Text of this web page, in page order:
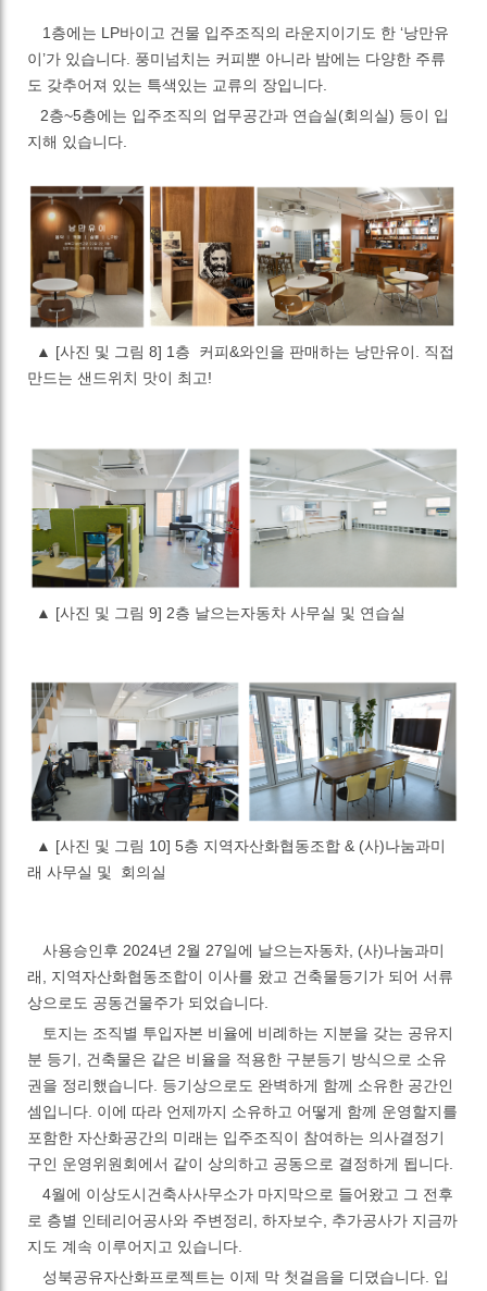
1층에는 LP바이고 건물 입주조직의 라운지이기도 한 ‘낭만유
이’가 있습니다. 풍미넘치는 커피뿐 아니라 밤에는 다양한 주류
도 갖추어져 있는 특색있는 교류의 장입니다.
2층~5층에는 입주조직의 업무공간과 연습실(회의실) 등이 입
지해 있습니다.
▲ [사진 및 그림 8] 1층 커피&와인을 판매하는 낭만유이. 직접
만드는 샌드위치 맛이 최고!
▲ [사진 및 그림 9] 2층 날으는자동차 사무실 및 연습실
▲ [사진 및 그림 10] 5층 지역자산화협동조합 & (사)나눔과미
래 사무실 및 회의실
사용승인후 2024년 2월 27일에 날으는자동차, (사)나눔과미
래
지역자산화협동조합이 이사를 왔고 건축물등기가 되어 서류
상으로도 공동건물주가 되었습니다
토지는 조직별 투입자본 비율에 비례하는 지분을 갖는 공유지
분 등기
건축물은 같은 비율을 적용한 구분등기 방식으로 소유
권을 정리했습니다 등기상으로도 완벽하게 함께 소유한 공간인
셈입니다 이에 따라 언제까지 소유하고 어떻게 함께 운영할지를
포함한 자산화공간의 미래는 입주조직이 참여하는 의사결정기
구인 운영위원회에서 같이 상의하고 공동으로 결정하게 됩니다
4월에 이상도시건축사사무소가 마지막으로 들어왔고 그 전후
로 층별 인테리어공사와 주변정리
,하자보수
추가공사가 지금까
지도 계속 이루어지고 있습니다
성북공유자산화프로젝트는 이제 막 첫걸음을 디뎠습니다. 입